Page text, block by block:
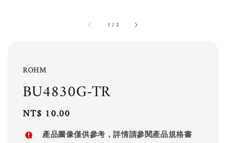
1 / 2
ROHM
BU4830G-TR
Regular
price
NT$ 10.00
產品圖像僅供參考，詳情請參閱產品規格書